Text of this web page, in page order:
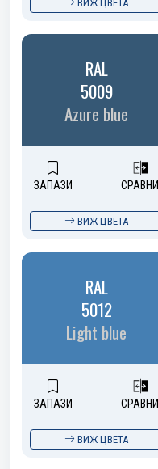
ВИЖ ЦВЕТА
RAL
5009
Azure blue
ЗАПАЗИ СРАВНИ
ВИЖ ЦВЕТА
RAL
5012
Light blue
ЗАПАЗИ СРАВНИ
ВИЖ ЦВЕТА